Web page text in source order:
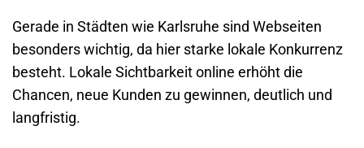
Gerade in Städten wie Karlsruhe sind Webseiten
besonders wichtig, da hier starke lokale Konkurrenz
besteht. Lokale Sichtbarkeit online erhöht die
Chancen, neue Kunden zu gewinnen, deutlich und
langfristig.